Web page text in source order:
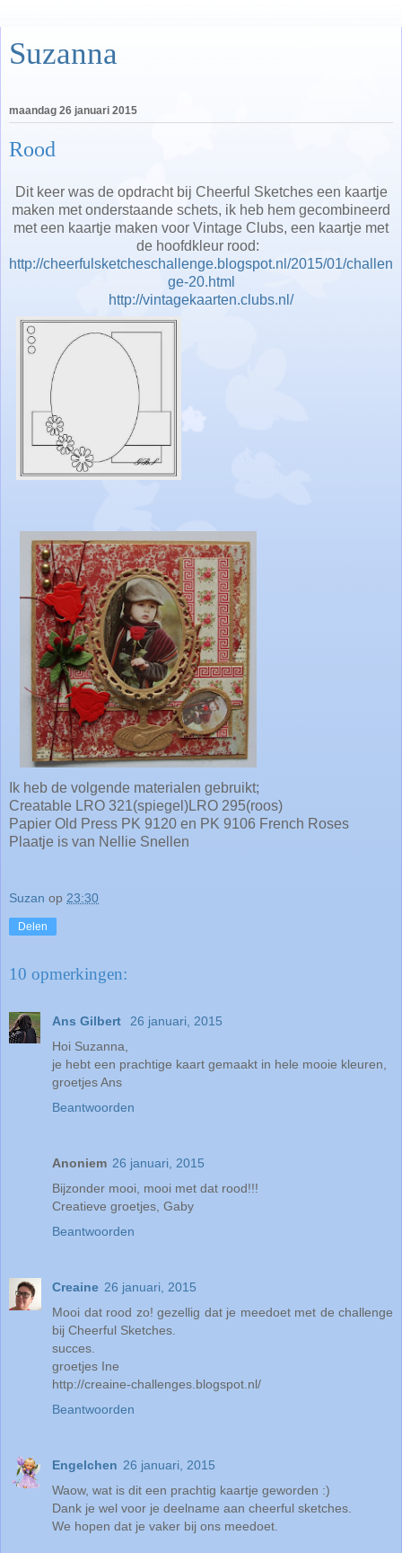
Suzanna
maandag 26 januari 2015
Rood
Dit keer was de opdracht bij Cheerful Sketches een kaartje
maken met onderstaande schets, ik heb hem gecombineerd
met een kaartje maken voor Vintage Clubs, een kaartje met
de hoofdkleur rood:
http://cheerfulsketcheschallenge.blogspot.nl/2015/01/challen
ge-20.html
http://vintagekaarten.clubs.nl/
Ik heb de volgende materialen gebruikt;
Creatable LRO 321(spiegel)LRO 295(roos)
Papier Old Press PK 9120 en PK 9106 French Roses
Plaatje is van Nellie Snellen
Suzan op 23:30
Delen
10 opmerkingen:
Ans Gilbert
26 januari, 2015
Hoi Suzanna,
je hebt een prachtige kaart gemaakt in hele mooie kleuren,
groetjes Ans
Beantwoorden
Anoniem 26 januari, 2015
Bijzonder mooi, mooi met dat rood!!!
Creatieve groetjes, Gaby
Beantwoorden
Creaine 26 januari, 2015
Mooi dat rood zo! gezellig dat je meedoet met de challenge
bij Cheerful Sketches.
succes.
groetjes Ine
http://creaine-challenges.blogspot.nl/
Beantwoorden
Engelchen 26 januari, 2015
Waow, wat is dit een prachtig kaartje geworden :)
Dank je wel voor je deelname aan cheerful sketches.
We hopen dat je vaker bij ons meedoet.